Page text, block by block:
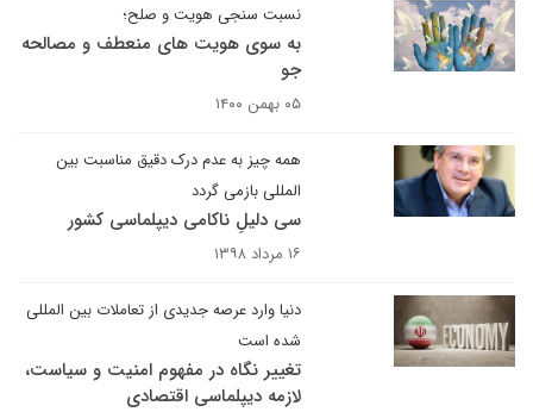
نسبت سنجی هویت و صلح؛
به سوی هویت های منعطف و مصالحه
جو
۰۵ بهمن ۱۴۰۰
همه چیز به عدم درک دقیق مناسبت بین
المللی بازمی گردد
سی دلیلِ ناکامی دیپلماسی کشور
۱۶ مرداد ۱۳۹۸
دنیا وارد عرصه جدیدی از تعاملات بین المللی
شده است
تغییر نگاه در مفهوم امنیت و سیاست،
لازمه دیپلماسی اقتصادی